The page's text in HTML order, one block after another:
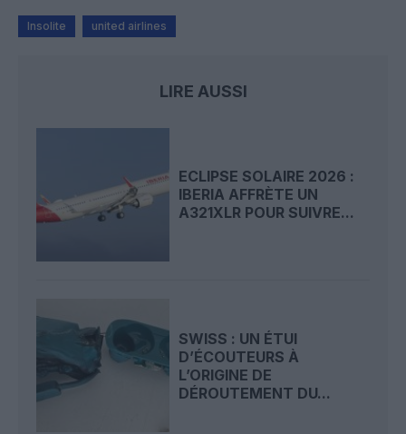
Insolite united airlines
LIRE AUSSI
ECLIPSE SOLAIRE 2026 :
IBERIA AFFRÈTE UN
A321XLR POUR SUIVRE...
SWISS : UN ÉTUI
D’ÉCOUTEURS À
L’ORIGINE DE
DÉROUTEMENT DU...